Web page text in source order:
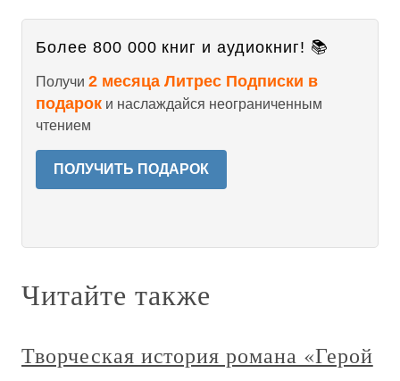
Более 800 000 книг и аудиокниг! 📚
Получи 2 месяца Литрес Подписки в
подарок и наслаждайся неограниченным
чтением
ПОЛУЧИТЬ ПОДАРОК
Читайте также
Творческая история романа «Герой